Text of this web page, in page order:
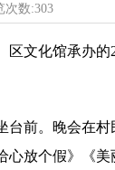
次数:303
文化馆承办
台前。晚会在
心放个假》《